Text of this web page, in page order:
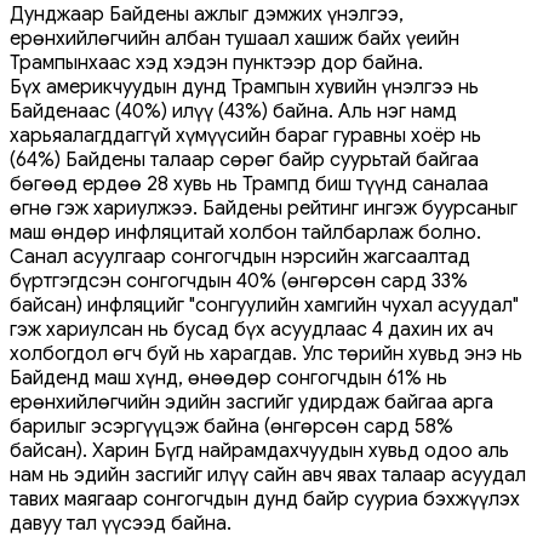
Дунджаар Байдены ажлыг дэмжих үнэлгээ,
ерөнхийлөгчийн албан тушаал хашиж байх үеийн
Трампынхаас хэд хэдэн пунктээр дор байна.
Бүх америкчуудын дунд Трампын хувийн үнэлгээ нь
Байденаас (40%) илүү (43%) байна. Аль нэг намд
харьяалагддаггүй хүмүүсийн бараг гуравны хоёр нь
(64%) Байдены талаар сөрөг байр суурьтай байгаа
бөгөөд ердөө 28 хувь нь Трампд биш түүнд саналаа
өгнө гэж хариулжээ. Байдены рейтинг ингэж буурсаныг
маш өндөр инфляцитай холбон тайлбарлаж болно.
Санал асуулгаар сонгогчдын нэрсийн жагсаалтад
бүртгэгдсэн сонгогчдын 40% (өнгөрсөн сард 33%
байсан) инфляцийг "сонгуулийн хамгийн чухал асуудал"
гэж хариулсан нь бусад бүх асуудлаас 4 дахин их ач
холбогдол өгч буй нь харагдав. Улс төрийн хувьд энэ нь
Байденд маш хүнд, өнөөдөр сонгогчдын 61% нь
ерөнхийлөгчийн эдийн засгийг удирдаж байгаа арга
барилыг эсэргүүцэж байна (өнгөрсөн сард 58%
байсан). Харин Бүгд найрамдахчуудын хувьд одоо аль
нам нь эдийн засгийг илүү сайн авч явах талаар асуудал
тавих маягаар сонгогчдын дунд байр сууриа бэхжүүлэх
давуу тал үүсээд байна.